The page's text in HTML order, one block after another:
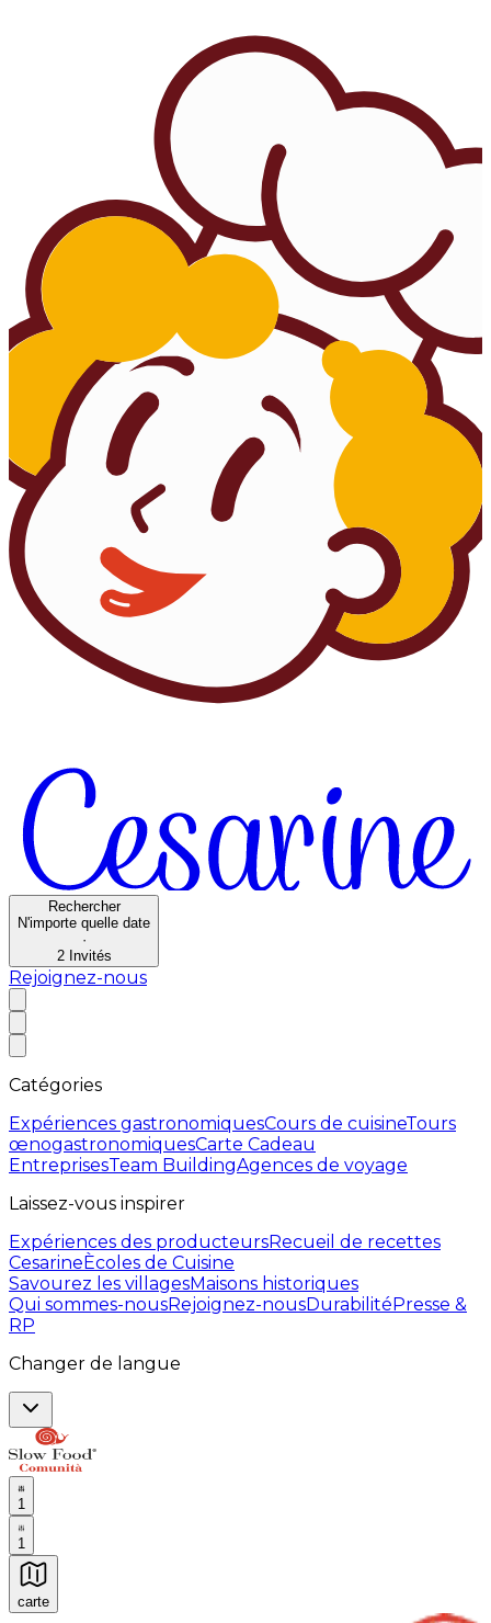
Rechercher
N'importe quelle date
·
2 Invités
Rejoignez-nous
Catégories
Expériences gastronomiquesCours de cuisineTours
œnogastronomiquesCarte Cadeau
EntreprisesTeam BuildingAgences de voyage
Laissez-vous inspirer
Expériences des producteursRecueil de recettes
CesarineÈcoles de Cuisine
Savourez les villagesMaisons historiques
Qui sommes-nousRejoignez-nousDurabilitéPresse &
RP
Changer de langue
1
1
carte